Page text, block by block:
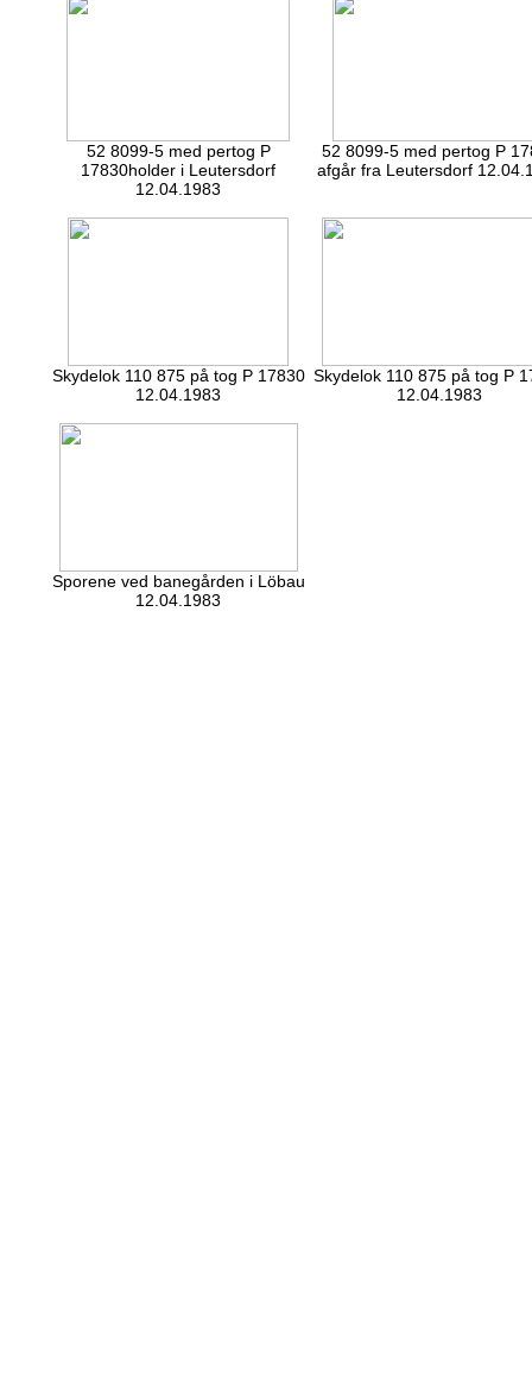
52 8099-5 med pertog P
17830holder i Leutersdorf
12.04.1983
52 8099-5 med pertog P
afgår fra Leutersdorf
Skydelok 110 875 på tog P 17830
12.04.1983
Skydelok 110 875 på tog P
12.04.1983
Sporene ved banegården i Löbau
12.04.1983